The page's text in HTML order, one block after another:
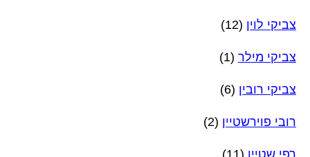
צביקי לוין (12)
צביקי מילר (1)
צביקי רובין (6)
רובי פוירשטיין (2)
רפי שטיין (11)